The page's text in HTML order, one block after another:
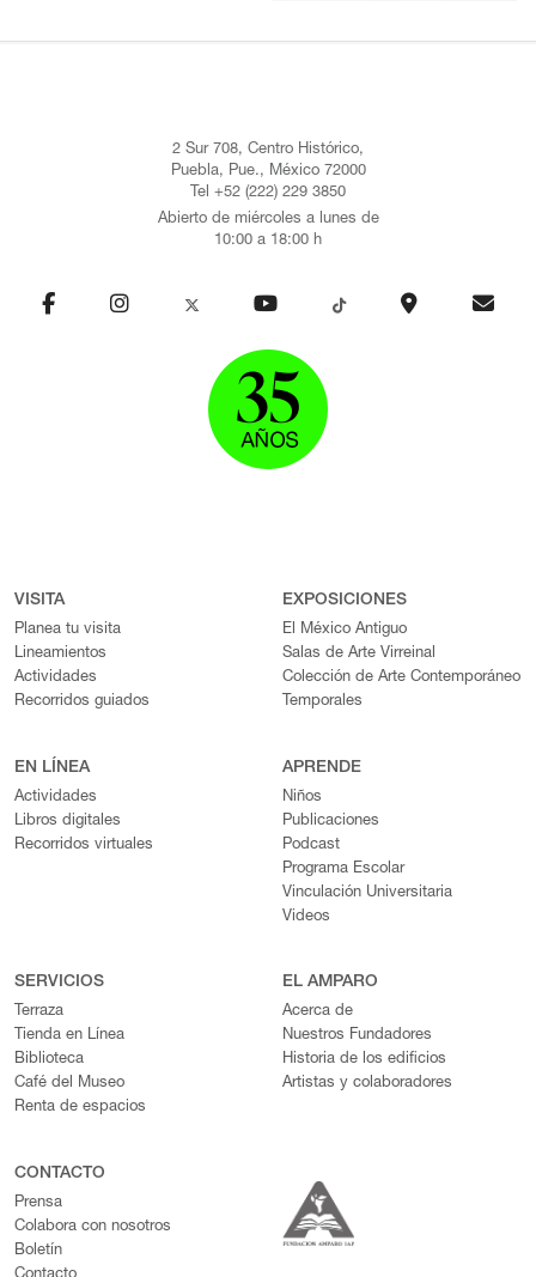
2 Sur 708, Centro Histórico,
Puebla, Pue., México 72000
Tel +52 (222) 229 3850
Abierto de miércoles a lunes de
10:00 a 18:00 h
VISITA
Planea tu visita
Lineamientos
Actividades
Recorridos guiados
EXPOSICIONES
El México Antiguo
Salas de Arte Virreinal
Colección de Arte Contemporáneo
Temporales
EN LÍNEA
Actividades
Libros digitales
Recorridos virtuales
APRENDE
Niños
Publicaciones
Podcast
Programa Escolar
Vinculación Universitaria
Videos
SERVICIOS
Terraza
Tienda en Línea
Biblioteca
Café del Museo
Renta de espacios
EL AMPARO
Acerca de
Nuestros Fundadores
Historia de los edificios
Artistas y colaboradores
CONTACTO
Prensa
Colabora con nosotros
Boletín